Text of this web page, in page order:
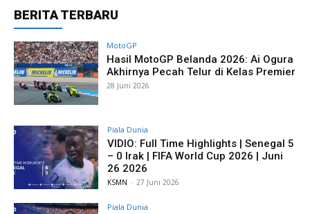
BERITA TERBARU
MotoGP
Hasil MotoGP Belanda 2026: Ai Ogura
Akhirnya Pecah Telur di Kelas Premier
28 Juni 2026
Piala Dunia
VIDIO: Full Time Highlights | Senegal 5
– 0 Irak | FIFA World Cup 2026 | Juni
26 2026
KSMN - 27 Juni 2026
Piala Dunia